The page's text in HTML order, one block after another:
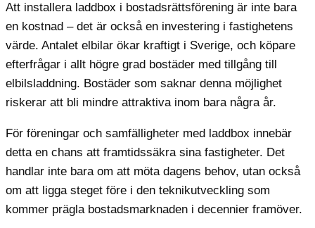
Att installera laddbox i bostadsrättsförening är inte bara
en kostnad – det är också en investering i fastighetens
värde. Antalet elbilar ökar kraftigt i Sverige, och köpare
efterfrågar i allt högre grad bostäder med tillgång till
elbilsladdning. Bostäder som saknar denna möjlighet
riskerar att bli mindre attraktiva inom bara några år.
För föreningar och samfälligheter med laddbox innebär
detta en chans att framtidssäkra sina fastigheter. Det
handlar inte bara om att möta dagens behov, utan också
om att ligga steget före i den teknikutveckling som
kommer prägla bostadsmarknaden i decennier framöver.